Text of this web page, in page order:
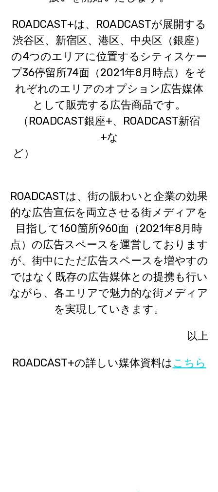
ROADCAST+は、ROADCASTが展開する
渋谷区、新宿区、港区、中央区（銀座）
の4つのエリアに位置するシティスケー
プ36停留所74面（2021年8月時点）をそ
れぞれのエリアのオプション広告媒体
として販売する広告商品です。
（ROADCAST銀座+、ROADCAST新宿
+な
ど）
ROADCASTは、街の賑わいと企業の効果
的な広告宣伝を両立させる街メディアを
目指して160箇所960面（2021年8月時
点）の広告スペースを運営しております
が、街中にただ広告スペースを増やすの
ではなく既存の広告媒体との提携も行い
ながら、各エリアで魅力的な街メディア
を実現していきます。
以上
ROADCAST+の詳しい媒体資料はこちら